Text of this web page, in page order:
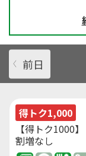
前日
得トク1,000
【得トク1000
割増なし